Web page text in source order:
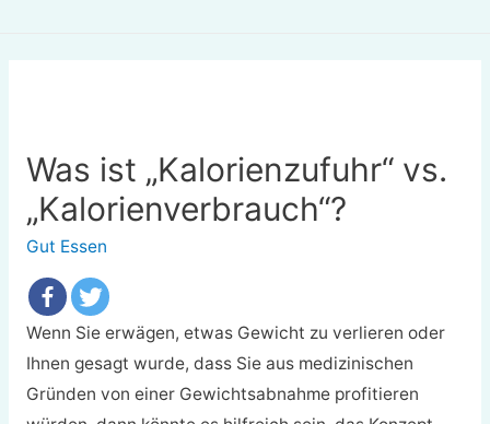
Was ist „Kalorienzufuhr“ vs.
„Kalorienverbrauch“?
Gut Essen
Wenn Sie erwägen, etwas Gewicht zu verlieren oder
Ihnen gesagt wurde, dass Sie aus medizinischen
Gründen von einer Gewichtsabnahme profitieren